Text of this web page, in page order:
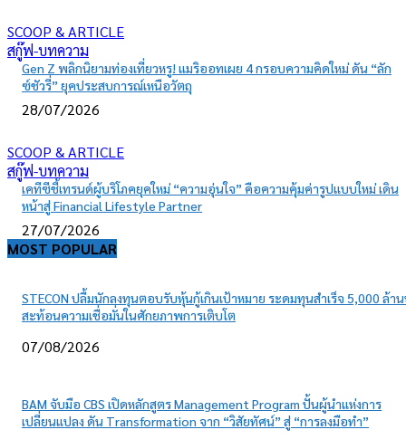
SCOOP & ARTICLE
สกู๊ฟ-บทความ
Gen Z พลิกนิยามท่องเที่ยวหรู! แมริออทเผย 4 กรอบความคิดใหม่ ดัน “ลัก
ซ์ชัวรี่” ยุคประสบการณ์เหนือวัตถุ
28/07/2026
SCOOP & ARTICLE
สกู๊ฟ-บทความ
เคทีซีชี้เทรนด์ผู้บริโภคยุคใหม่ “ความอุ่นใจ” คือความคุ้มค่ารูปแบบใหม่ เดิน
หน้าสู่ Financial Lifestyle Partner
27/07/2026
MOST POPULAR
STECON ปลื้มนักลงทุนตอบรับหุ้นกู้เกินเป้าหมาย ระดมทุนสำเร็จ 5,000 ล้า
สะท้อนความเชื่อมั่นในศักยภาพการเติบโต
07/08/2026
BAM จับมือ CBS เปิดหลักสูตร Management Program ปั้นผู้นำแห่งการ
เปลี่ยนแปลง ดัน Transformation จาก “วิสัยทัศน์” สู่ “การลงมือทำ”